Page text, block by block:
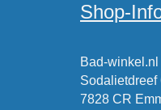
Shop-
Bad-winkel.nl
Sodalietdreef
7828 CR